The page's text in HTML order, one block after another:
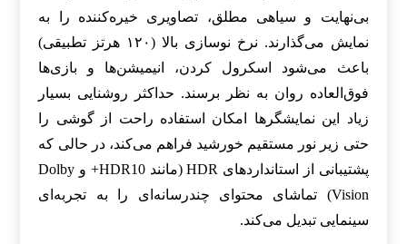
بی‌نهایت و سیاهی مطلق، تصاویری خیره‌کننده را به
نمایش می‌گذارند. نرخ نوسازی بالا (۱۲۰ هرتز تطبیقی)
باعث می‌شود اسکرول کردن، انیمیشن‌ها و بازی‌ها
فوق‌العاده روان به نظر برسند. حداکثر روشنایی بسیار
زیاد این نمایشگرها امکان استفاده راحت از گوشی را
حتی زیر نور مستقیم خورشید فراهم می‌کند، در حالی که
پشتیبانی از استانداردهای HDR (مانند HDR10+ و Dolby
Vision) تماشای محتوای چندرسانه‌ای را به تجربه‌ای
سینمایی تبدیل می‌کند.